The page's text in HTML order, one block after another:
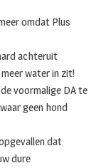
omdat Plus
achteruit
water in zit!
voormalige DA te
geen hond
dat
dure